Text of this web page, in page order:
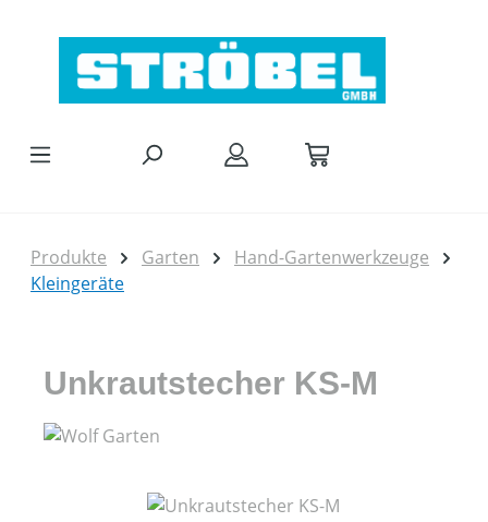
Produkte Garten
Hand-Gartenwerkzeuge
Kleingeräte
Unkrautstecher KS-M
Bildergalerie überspringen